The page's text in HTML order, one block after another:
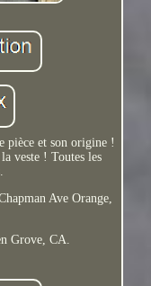
pièce et son origine !
veste ! Toutes les
Ave Orange,
Grove, CA.